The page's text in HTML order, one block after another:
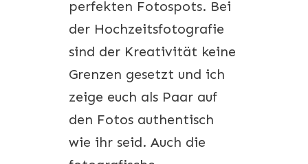
perfekten Fotospots. Bei
der Hochzeitsfotografie
sind der Kreativität keine
Grenzen gesetzt und ich
zeige euch als Paar auf
den Fotos authentisch
wie ihr seid. Auch die